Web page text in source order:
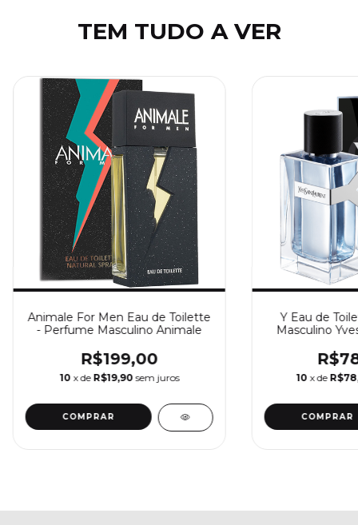
TEM TUDO A VER
Animale For Men Eau de Toilette
- Perfume Masculino Animale
R$199,00
10 x de R$19,90 sem juros
COMPRAR
Y Eau de
Masculino
10 x de
COMPRAR